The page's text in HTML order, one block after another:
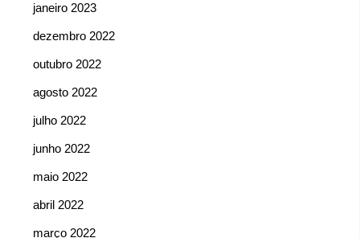
janeiro 2023
dezembro 2022
outubro 2022
agosto 2022
julho 2022
junho 2022
maio 2022
abril 2022
março 2022